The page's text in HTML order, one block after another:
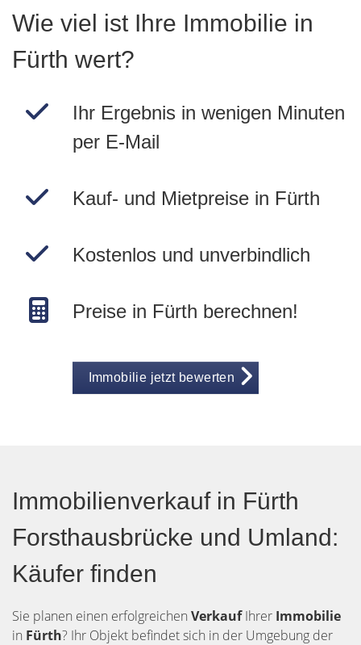
Wie viel ist Ihre Immobilie in
Fürth wert?
Ihr Ergebnis in wenigen Minuten
per E-Mail
Kauf- und Mietpreise in Fürth
Kostenlos und unverbindlich
Preise in Fürth berechnen!
Immobilie jetzt bewerten
Immobilienverkauf in Fürth
Forsthausbrücke und Umland:
Käufer finden
Sie planen einen erfolgreichen VerkaufIhrer Immobilie
in Fürth? Ihr Objekt befindet sich in der Umgebung der